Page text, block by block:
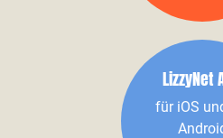
LizzyNet
für iOS